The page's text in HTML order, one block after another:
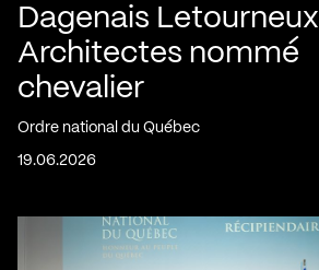
Dagenais Letourneux
Architectes nommé
chevalier
Ordre national du Québec
19.06.2026